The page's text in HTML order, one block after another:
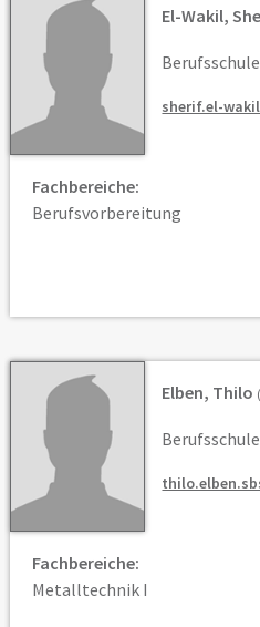
El-Wakil,
Berufsschule
sherif.el-
Fachbereiche:
Berufsvorbereitung
Elben, Thilo
Berufsschule
Fachbereiche:
Metalltechnik I